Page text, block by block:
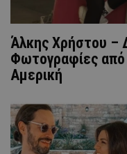
Άλκης Χρήστου –
Φωτογραφίες
Αμερική